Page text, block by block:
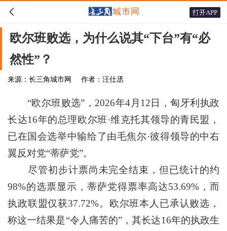
 打开APP
欧尔班败选，为什么说其“下台”有“必
然性”？
来源：长三角城市网 作者：汪仕丞
“欧尔班败选”，2026年4月12日，匈牙利执政
长达16年的总理欧尔班·维克托其领导的青民盟，
已在国会选举中输给了由毛焦尔·彼得领导的中右
翼反对党“蒂萨党”。
尽管初步计票尚未完全结束，但已统计的约
98%的选票显示，蒂萨党得票率高达53.69%，而
执政联盟仅获37.72%。欧尔班本人已承认败选，
称这一结果是“令人痛苦的”，其长达16年的执政生